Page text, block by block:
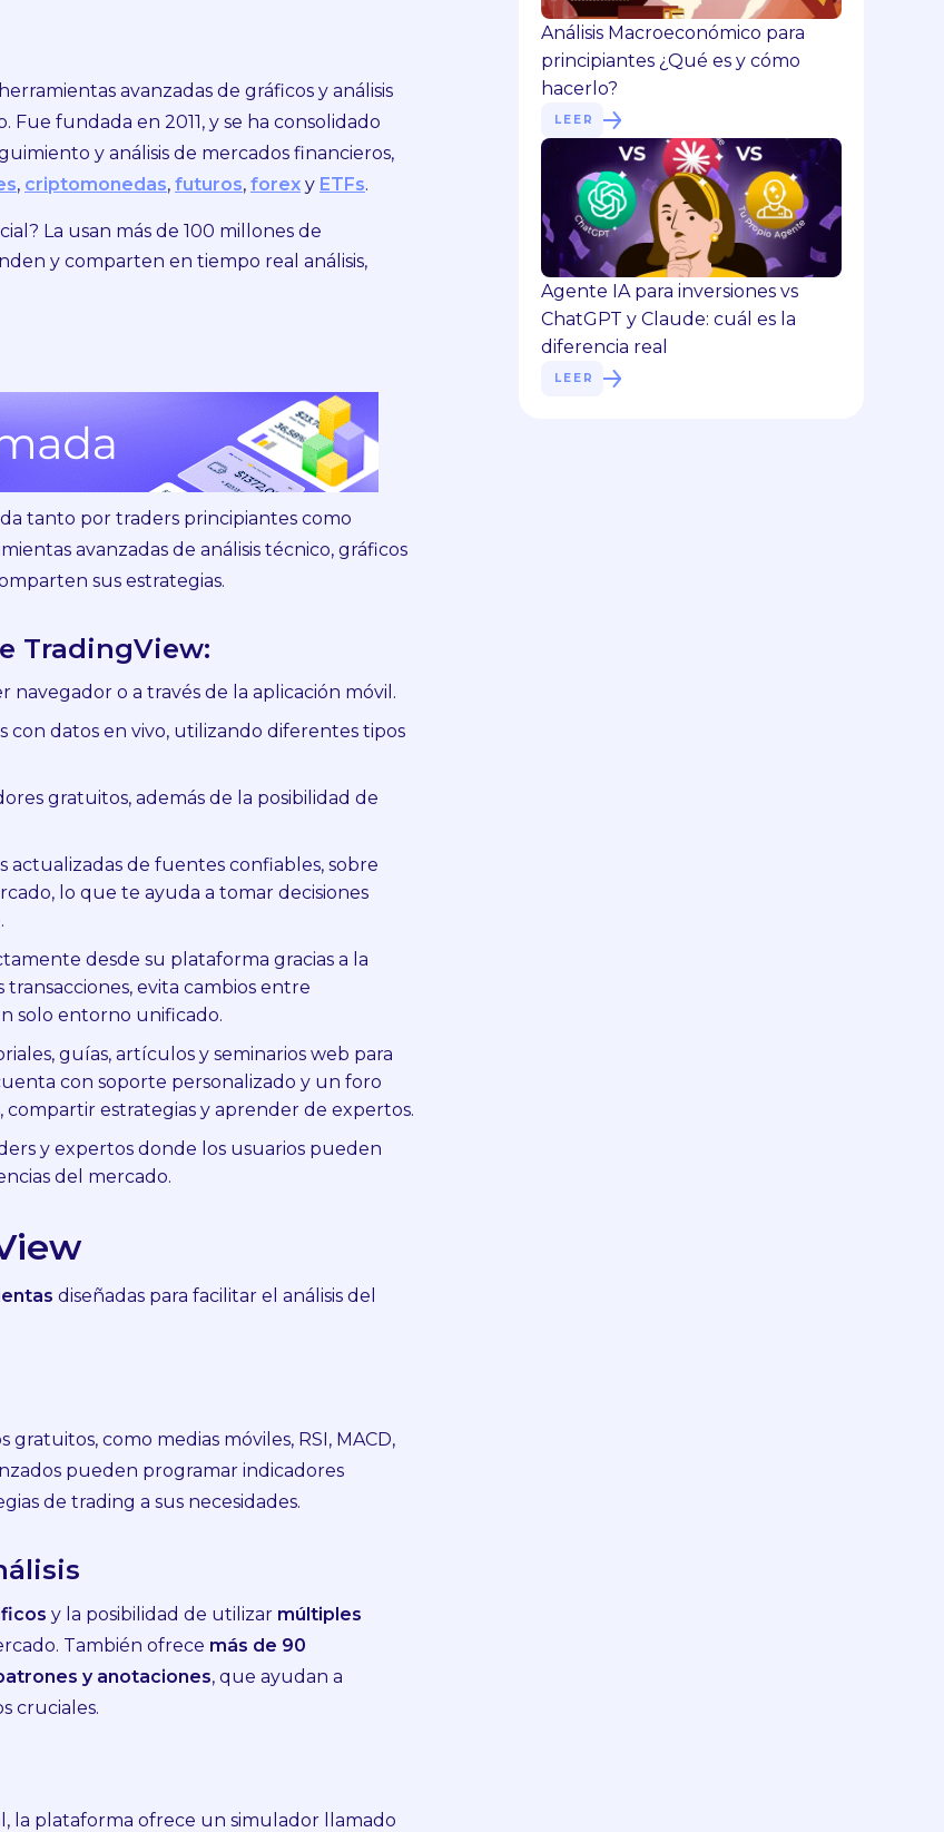
avanzadas de gráficos y análisis
fundada en 2011, y se ha consolidado
y análisis de mercados financieros,
, criptomonedas, futuros, forex y ETFs.​
La usan más de 100 millones de
y comparten en tiempo real análisis,
tanto por traders principiantes como
avanzadas de análisis técnico, gráficos
sus estrategias.
TradingView:
o a través de la aplicación móvil.
con datos en vivo, utilizando diferentes tipos
gratuitos, además de la posibilidad de
actualizadas de fuentes confiables, sobre
lo que te ayuda a tomar decisiones
desde su plataforma gracias a la
evita cambios entre
solo entorno unificado.
guías, artículos y seminarios web para
con soporte personalizado y un foro
estrategias y aprender de expertos.
y expertos donde los usuarios pueden
del mercado.
diseñadas para facilitar el análisis del
gratuitos, como medias móviles, RSI, MACD,
pueden programar indicadores
de trading a sus necesidades.
y la posibilidad de utilizar múltiples
También ofrece más de 90
y anotaciones, que ayudan a
cruciales.
la plataforma ofrece un simulador llamado
Análisis Macroeconómico para
principiantes ¿Qué es y cómo
hacerlo?
LEER
Agente IA para inversiones vs
ChatGPT y Claude: cuál es la
diferencia real
LEER